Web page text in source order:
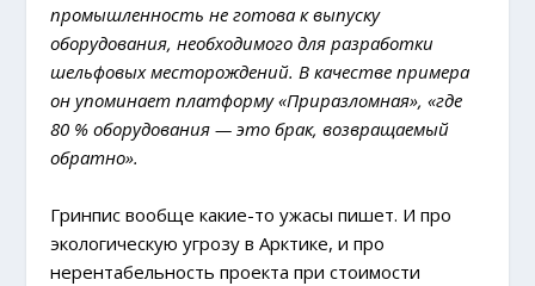
промышленность не готова к выпуску
оборудования, необходимого для разработки
шельфовых месторождений. В качестве примера
он упоминает платформу «Приразломная», «где
80 % оборудования — это брак, возвращаемый
обратно».
Гринпис вообще какие-то ужасы пишет. И про
экологическую угрозу в Арктике, и про
нерентабельность проекта при стоимости